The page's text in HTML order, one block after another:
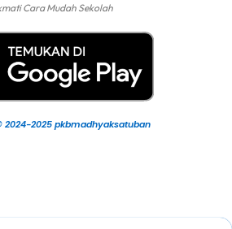
Cara Mudah Sekolah
2024-2025 pkbmadhyaksatuban